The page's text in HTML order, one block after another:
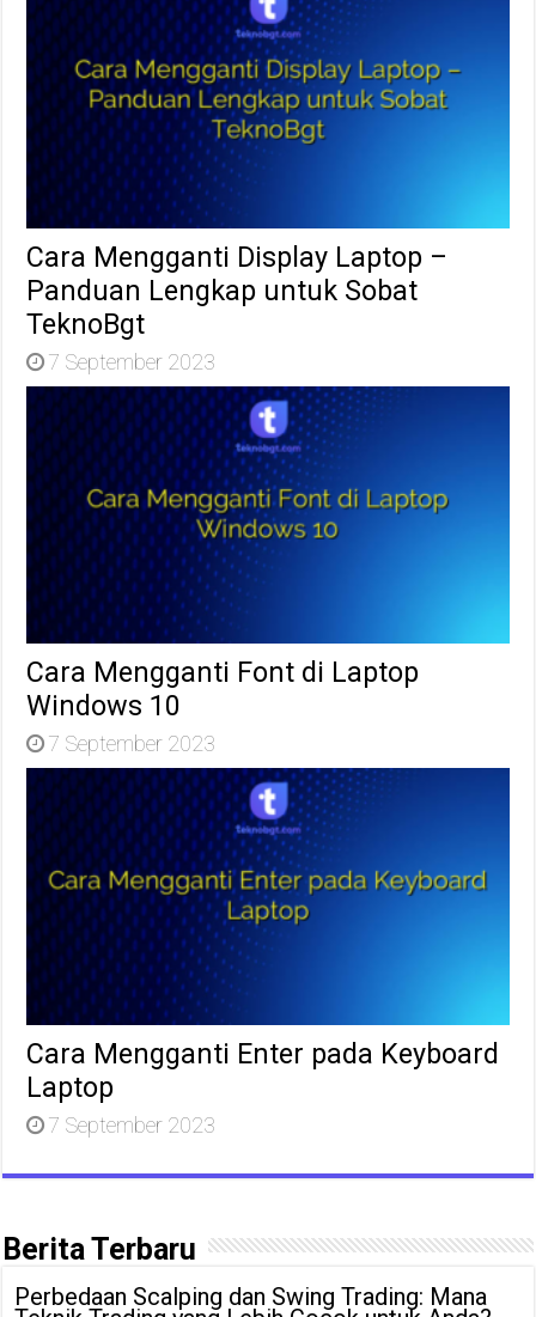
Cara Mengganti Display Laptop –
Panduan Lengkap untuk Sobat
TeknoBgt
7 September 2023
Cara Mengganti Font di Laptop
Windows 10
7 September 2023
Cara Mengganti Enter pada Keyboard
Laptop
7 September 2023
Berita Terbaru
Perbedaan Scalping dan Swing Trading: Mana